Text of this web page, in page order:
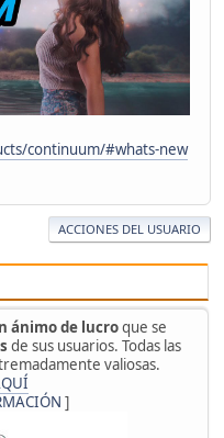
ánimo de lucroque se
de sus usuarios. Todas las
valiosas.
]
continuum/#whats-new
ACCIONES DEL USUARIO